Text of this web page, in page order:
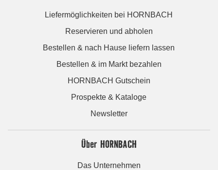
Liefermöglichkeiten bei HORNBACH
Reservieren und abholen
Bestellen & nach Hause liefern lassen
Bestellen & im Markt bezahlen
HORNBACH Gutschein
Prospekte & Kataloge
Newsletter
Über HORNBACH
Das Unternehmen